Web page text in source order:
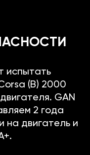
испытать
(B) 2000
GAN
2 года
на двигатель и